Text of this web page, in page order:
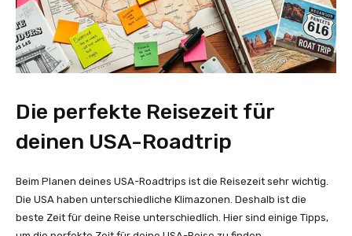
Die perfekte Reisezeit für
deinen USA-Roadtrip
Beim Planen deines USA-Roadtrips ist die Reisezeit sehr wichtig.
Die USA haben unterschiedliche Klimazonen. Deshalb ist die
beste Zeit für deine Reise unterschiedlich. Hier sind einige Tipps,